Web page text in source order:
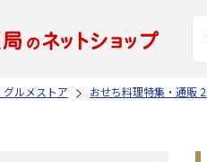
グルメストア おせち料理特集・通販